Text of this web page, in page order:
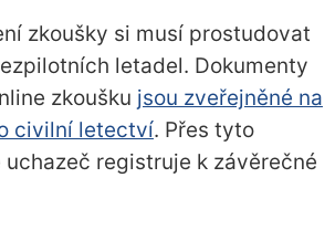
zkoušky si musí prostudovat
letadel. Dokumenty
zkoušku jsou zveřejněné na
civilní letectví. Přes tyto
registruje k závěrečné